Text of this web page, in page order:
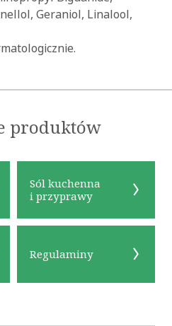
Geraniol, Linalool,
produktów
Sól kuchenna
i przyprawy
Regulaminy